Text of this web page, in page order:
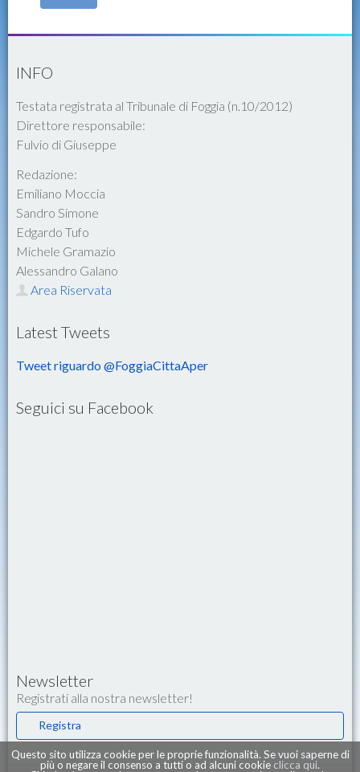
Questo sito utilizza cookie per le proprie funzionalità. Se vuoi saperne di
più o negare il consenso a tutti o ad alcuni cookie clicca qui.
INFO
Testata registrata al Tribunale di Foggia (n.10/2012)
Direttore responsabile:
Fulvio di Giuseppe
Redazione:
Emiliano Moccia
Sandro Simone
Edgardo Tufo
Michele Gramazio
Alessandro Galano
Area Riservata
Latest Tweets
Tweet riguardo @FoggiaCittaAper
Seguici su Facebook
Newsletter
Registrati alla nostra newsletter!
Registra